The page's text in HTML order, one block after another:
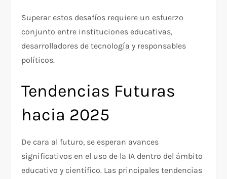
Superar estos desafíos requiere un esfuerzo
conjunto entre instituciones educativas,
desarrolladores de tecnología y responsables
políticos.
Tendencias Futuras
hacia 2025
De cara al futuro, se esperan avances
significativos en el uso de la IA dentro del ámbito
educativo y científico. Las principales tendencias